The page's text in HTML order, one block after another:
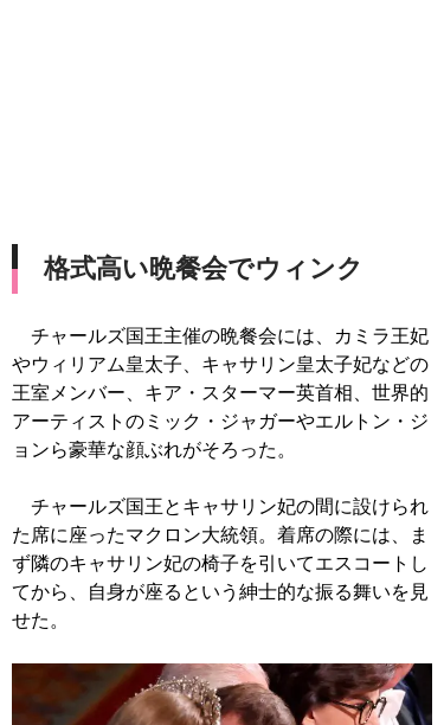
格式高い晩餐会でウィンク
チャールズ国王主催の晩餐会には、カミラ王妃
やウィリアム皇太子、キャサリン皇太子妃などの
王室メンバー、キア・スターマー英首相、世界的
アーティストのミック・ジャガーやエルトン・ジ
ョンら豪華な顔ぶれがそろった。
チャールズ国王とキャサリン妃の間に設けられ
た席に座ったマクロン大統領。着席の際には、ま
ず隣のキャサリン妃の椅子を引いてエスコートし
てから、自身が座るという紳士的な振る舞いを見
せた。